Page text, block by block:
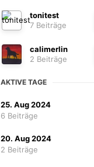
tonitest
7 Beiträge
calimerlin
2 Beiträge
AKTIVE TAGE
25. Aug 2024
6 Beiträge
20. Aug 2024
2 Beiträge